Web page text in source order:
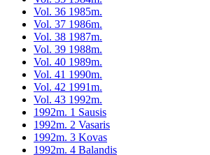
Vol. 36 1985m.
Vol. 37 1986m.
Vol. 38 1987m.
Vol. 39 1988m.
Vol. 40 1989m.
Vol. 41 1990m.
Vol. 42 1991m.
Vol. 43 1992m.
1992m. 1 Sausis
1992m. 2 Vasaris
1992m. 3 Kovas
1992m. 4 Balandis